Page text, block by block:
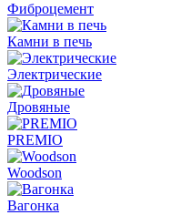
Фиброцемент
Камни в печь
Электрические
Дровяные
PREMIO
Woodson
Вагонка